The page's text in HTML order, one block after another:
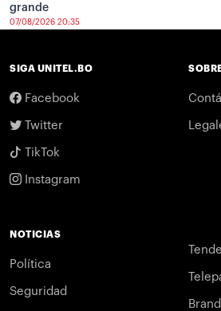
grande
07/08/2026 20:35
SIGA UNITEL.BO
Facebook
Twitter
TikTok
Instagram
NOTICIAS
Política
Seguridad